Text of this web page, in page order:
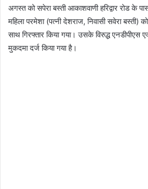
अगस्त को सपेरा बस्ती आकाशवाणी हरिद्वार रोड के
महिला परमेशा (पत्नी देशराज, निवासी सवेरा
साथ गिरफ्तार किया गया। उसके विरुद्ध
मुकदमा दर्ज किया गया है।